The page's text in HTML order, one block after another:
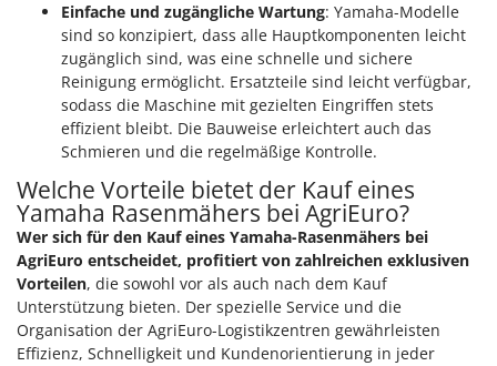
NuAir
NuovaFac
Officine Savioli
Oliviero
Olix
OMA
Omas
Ompagrill
Ooni
Oriental Koshin
Einfache und zugängliche Wartung: Yamaha-Modelle
sind so konzipiert, dass alle Hauptkomponenten leicht
zugänglich sind, was eine schnelle und sichere
Reinigung ermöglicht. Ersatzteile sind leicht verfügbar,
sodass die Maschine mit gezielten Eingriffen stets
effizient bleibt. Die Bauweise erleichtert auch das
Schmieren und die regelmäßige Kontrolle.
Welche Vorteile bietet der Kauf eines
Yamaha Rasenmähers bei AgriEuro?
Wer sich für den Kauf eines Yamaha-Rasenmähers bei
AgriEuro entscheidet, profitiert von zahlreichen exklusiven
Vorteilen, die sowohl vor als auch nach dem Kauf
Unterstützung bieten. Der spezielle Service und die
Organisation der AgriEuro-Logistikzentren gewährleisten
Effizienz, Schnelligkeit und Kundenorientierung in jeder